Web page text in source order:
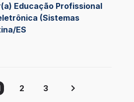
Educação Profissional
(Sistemas
ES
2 3